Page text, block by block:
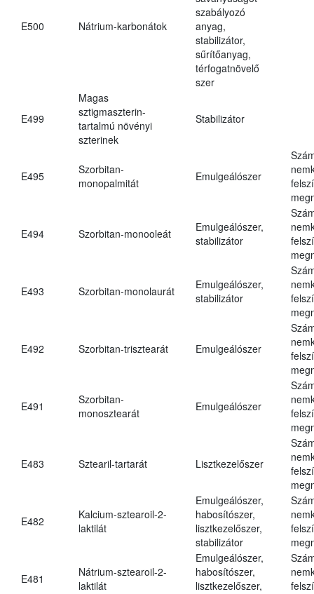
E500 Nátrium-karbonátok
szabályozó
anyag,
stabilizátor,
sűrítőanyag,
térfogatnövelő
szer
E499
Magas
sztigmaszterin-
tartalmú növényi
szterinek
Stabilizátor
E495
Szorbitan-
monopalmitát
Emulgeálószer
E494 Szorbitan-monooleát
Emulgeálószer,
stabilizátor
E493 Szorbitan-monolaurát
Emulgeálószer,
stabilizátor
E492 Szorbitan-trisztearát Emulgeálószer
E491
Szorbitan-
monosztearát
Emulgeálószer
E483 Sztearil-tartarát Lisztkezelőszer
E482
Kalcium-sztearoil-2-
laktilát
Emulgeálószer,
habosítószer,
lisztkezelőszer,
stabilizátor
E481
Nátrium-sztearoil-2-
laktilát
Emulgeálószer,
habosítószer,
lisztkezelőszer,